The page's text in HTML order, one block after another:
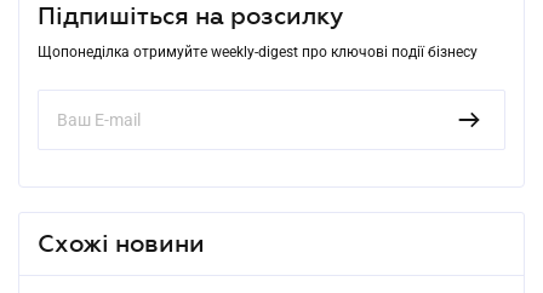
Підпишіться на розсилку
Щопонеділка отримуйте weekly-digest про ключові події бізнесу
Схожі новини